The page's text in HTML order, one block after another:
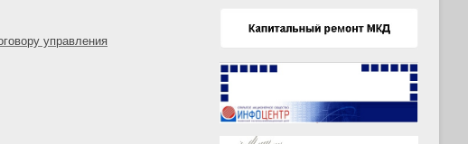
управления